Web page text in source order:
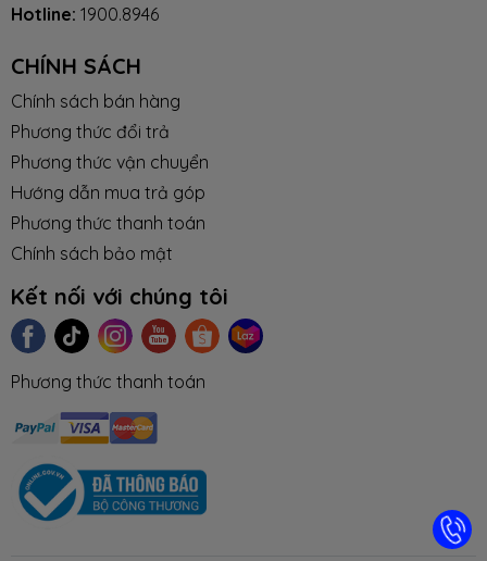
Hotline: 1900.8946
CHÍNH SÁCH
Chính sách bán hàng
Phương thức đổi trả
Phương thức vận chuyển
Hướng dẫn mua trả góp
Phương thức thanh toán
Chính sách bảo mật
Kết nối với chúng tôi
Phương thức thanh toán